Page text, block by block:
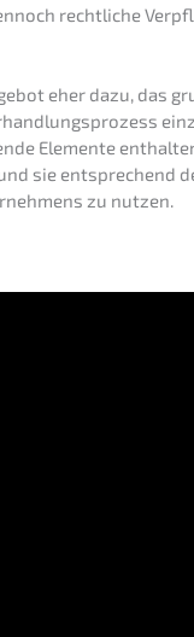
recht­li­che
eher dazu, das
Elemen­te
sie entspre­chend
zu nutzen.